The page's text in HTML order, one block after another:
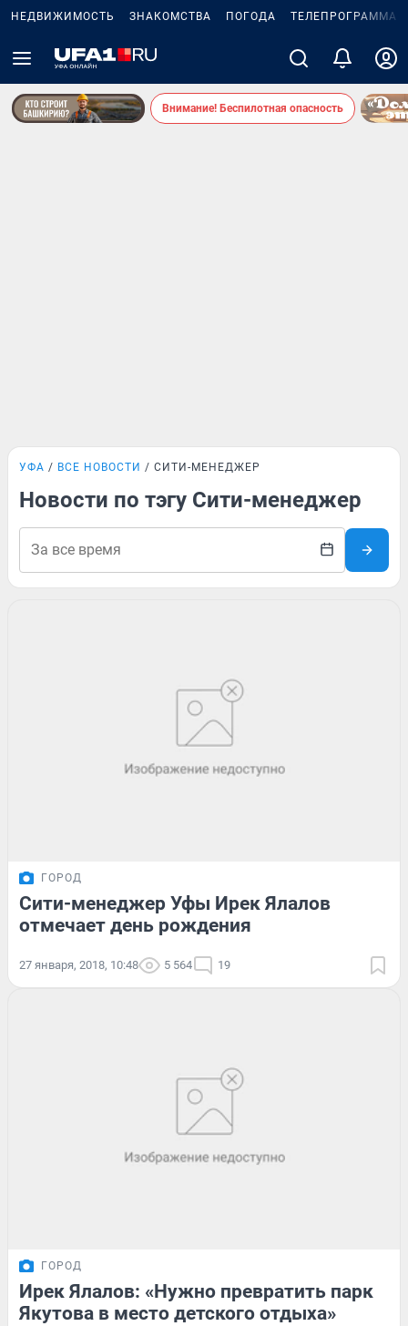
НЕДВИЖИМОСТЬ ЗНАКОМСТВА ПОГОДА ТЕЛЕПРОГРАММА
Внимание! Беспилотная опасность
УФА ВСЕ НОВОСТИ СИТИ-МЕНЕДЖЕР
Новости по тэгу Сити-менеджер
ГОРОД
Сити-менеджер Уфы Ирек Ялалов
отмечает день рождения
27 января, 2018, 10:48 5 564 19
ГОРОД
Ирек Ялалов: «Нужно превратить парк
Якутова в место детского отдыха»